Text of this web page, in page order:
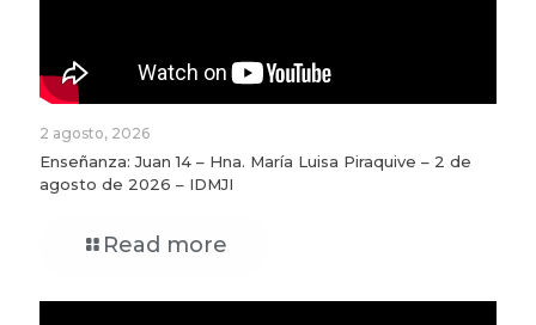
2 agosto, 2026
Enseñanza: Juan 14 – Hna. María Luisa Piraquive – 2 de
agosto de 2026 – IDMJI
Read more